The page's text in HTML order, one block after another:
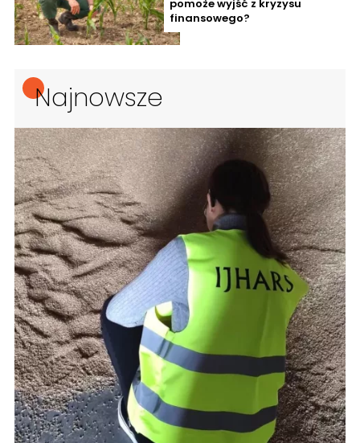
pomoże wyjść z kryzysu
finansowego?
Najnowsze